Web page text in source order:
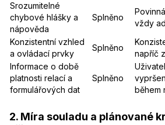
Srozumitelné
chybové hlášky a
nápověda
Splněno
vždy
Konzistentní vzhled
a ovládací prvky
Splněno
napříč
Informace o době
platnosti relací a
formulářových dat
Splněno
během
2. Míra souladu a plánované